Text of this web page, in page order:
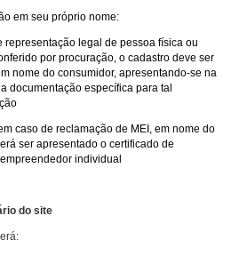
em seu próprio nome:
representação legal de pessoa física ou
por procuração, o cadastro deve ser
nome do consumidor, apresentando-se na
documentação específica para tal
caso de reclamação de MEI, em nome do
ser apresentado o certificado de
individual
do site